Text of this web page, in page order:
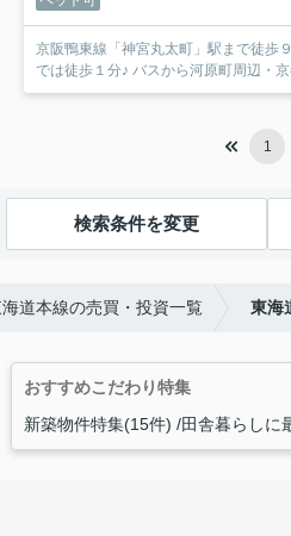
京阪鴨東線「神宮丸太町」駅まで徒歩
では徒歩１分♪ バスから河原町周辺・
1
検索条件を変更
道本線の売買・投資一覧 東海
おすすめこだわり特集
新築物件特集(15件) 田舎暮らしに